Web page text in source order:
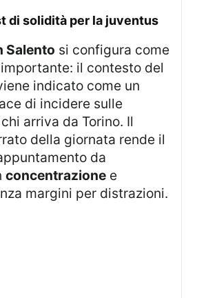
di solidità per la juventus
Salento si configura come
il contesto del
indicato come un
di incidere sulle
arriva da Torino. Il
della giornata rende il
da
concentrazione e
margini per distrazioni.